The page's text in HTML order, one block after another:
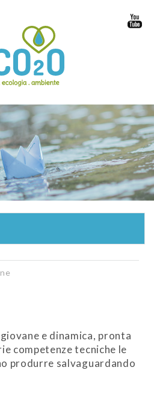
e dinamica, pronta
competenze tecniche le
produrre salvaguardando